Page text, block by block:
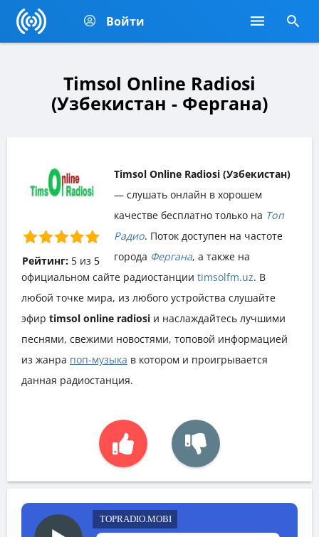
Войти
Timsol Online Radiosi
(Узбекистан - Фергана)
Рейтинг: 5из 5
Timsol Online Radiosi (Узбекистан)
— слушать онлайн в хорошем
качестве бесплатно только на Топ
Радио. Поток доступен на частоте
города Фергана, а также на
официальном сайте радиостанции timsolfm.uz. В
любой точке мира, из любого устройства слушайте
эфир timsol online radiosi и наслаждайтесь лучшими
песнями, свежими новостями, топовой информацией
из жанра поп-музыка в котором и проигрывается
данная радиостанция.
TOPRADIO.MOBI